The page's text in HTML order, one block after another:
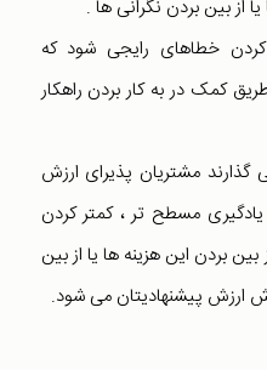
از بین بردن نگرانی ها .
خطاهای رایجی شود که
کمک در به کار بردن راهکار
مشتریان پذیرای ارزش
مسطح تر ، کمتر کردن
بردن این هزینه ها یا از بین
ارزش پیشنهادیتان می شود.